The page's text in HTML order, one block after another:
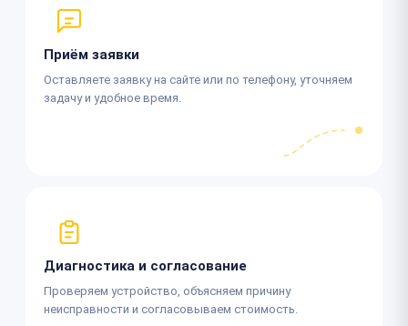
Приём заявки
Оставляете заявку на сайте или по телефону, уточняем
задачу и удобное время.
Диагностика и согласование
Проверяем устройство, объясняем причину
неисправности и согласовываем стоимость.